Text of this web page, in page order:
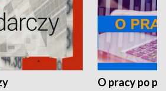
O pracy po